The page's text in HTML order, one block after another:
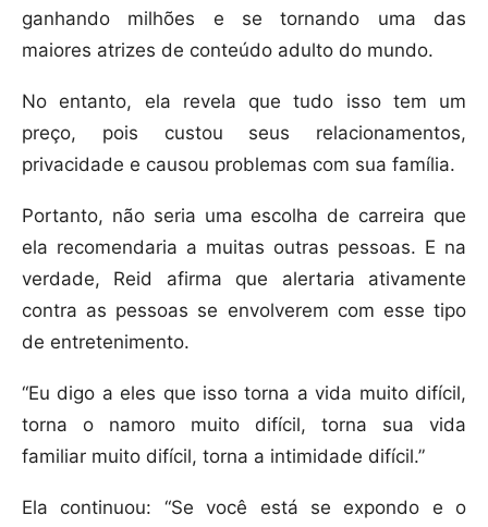
ganhando milhões e se tornando uma das
maiores atrizes de conteúdo adulto do mundo.
No entanto, ela revela que tudo isso tem um
preço, pois custou seus relacionamentos,
privacidade e causou problemas com sua família.
Portanto, não seria uma escolha de carreira que
ela recomendaria a muitas outras pessoas. E na
verdade, Reid afirma que alertaria ativamente
contra as pessoas se envolverem com esse tipo
de entretenimento.
“Eu digo a eles que isso torna a vida muito difícil,
torna o namoro muito difícil, torna sua vida
familiar muito difícil, torna a intimidade difícil.”
Ela continuou: “Se você está se expondo e o